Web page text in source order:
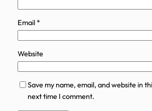
Email *
Website
Save my name, email, and website in
next time I comment.